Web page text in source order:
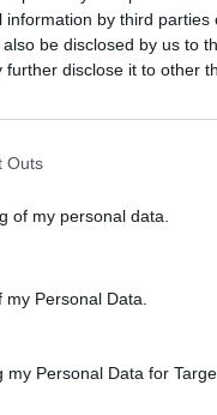
by third parties
be disclosed by us to
further disclose it to other
Outs
of my personal data.
Personal Data.
Personal Data for
6…
Il Coghinas ancora più
Bonfigli
5 Ago 2026
Doneddu, Arborea e
orgoglio l’intero